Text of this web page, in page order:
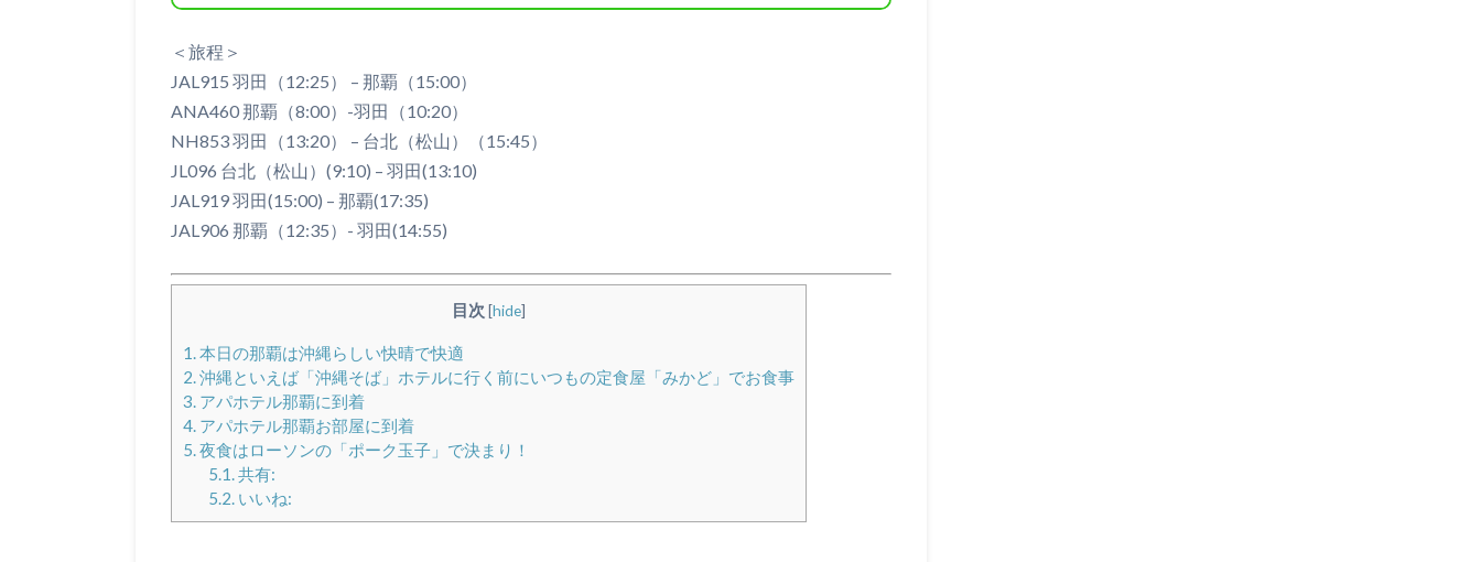
＜旅程＞
JAL915 羽田（12:25） – 那覇（15:00）
ANA460 那覇（8:00）-羽田（10:20）
NH853 羽田（13:20） – 台北（松山）（15:45）
JL096 台北（松山）(9:10) – 羽田(13:10)
JAL919 羽田(15:00) – 那覇(17:35)
JAL906 那覇（12:35）- 羽田(14:55)
目次 [hide]
1.本日の那覇は沖縄らしい快晴で快適
2.沖縄といえば「沖縄そば」ホテルに行く前にいつもの定食屋「みかど」でお食事
3. アパホテル那覇に到着
4. アパホテル那覇お部屋に到着
5.夜食はローソンの「ポーク玉子」で決まり！
5.1.共有:
5.2.いいね: